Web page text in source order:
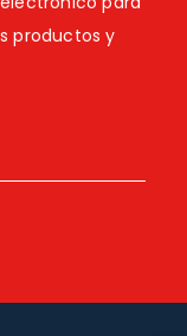
productos y